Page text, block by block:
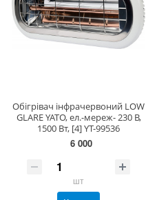
Обігрівач інфрачервоний LOW
GLARE YATO, ел.-мереж- 230 В,
1500 Вт, [4] YT-99536
6 000
шт